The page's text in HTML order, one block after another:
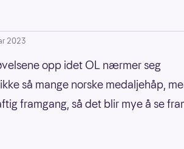
2023
opp idet OL nærmer seg
så mange norske medaljehåp,
framgang, så det blir mye å se